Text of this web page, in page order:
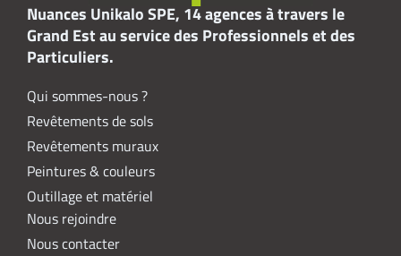
Nuances Unikalo SPE, 14 agences à travers le
Grand Est au service des Professionnels et des
Particuliers.
Qui sommes-nous ?
Revêtements de sols
Revêtements muraux
Peintures & couleurs
Outillage et matériel
Nous rejoindre
Nous contacter